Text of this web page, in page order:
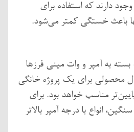
دارند که استفاده برای
باعث خستگی کمتر می‌شود.
به آمپر و وات مینی فرزها
محصولی برای یک پروژه خانگی
مناسب خواهد بود. برای
انواع با درجه آمپر بالاتر